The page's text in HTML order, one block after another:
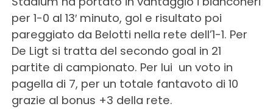
per 1-0 al 13′ minuto, gol e risultato poi
pareggiato da Belotti nella rete dell’1-1. Per
De Ligt si tratta del secondo goal in 21
partite di campionato. Per lui un voto in
pagella di 7, per un totale fantavoto di 10
grazie al bonus +3 della rete.